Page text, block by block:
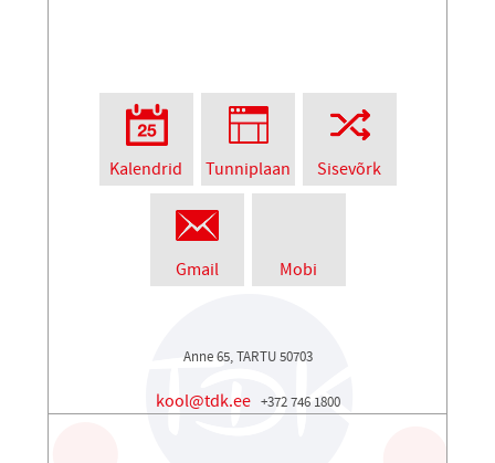
Kalendrid Tunniplaan Sisevõrk
Gmail Mobi
Anne 65, TARTU 50703
kool@tdk.ee +372 746 1800